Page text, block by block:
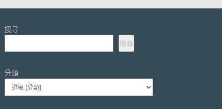
搜尋
搜尋
分類